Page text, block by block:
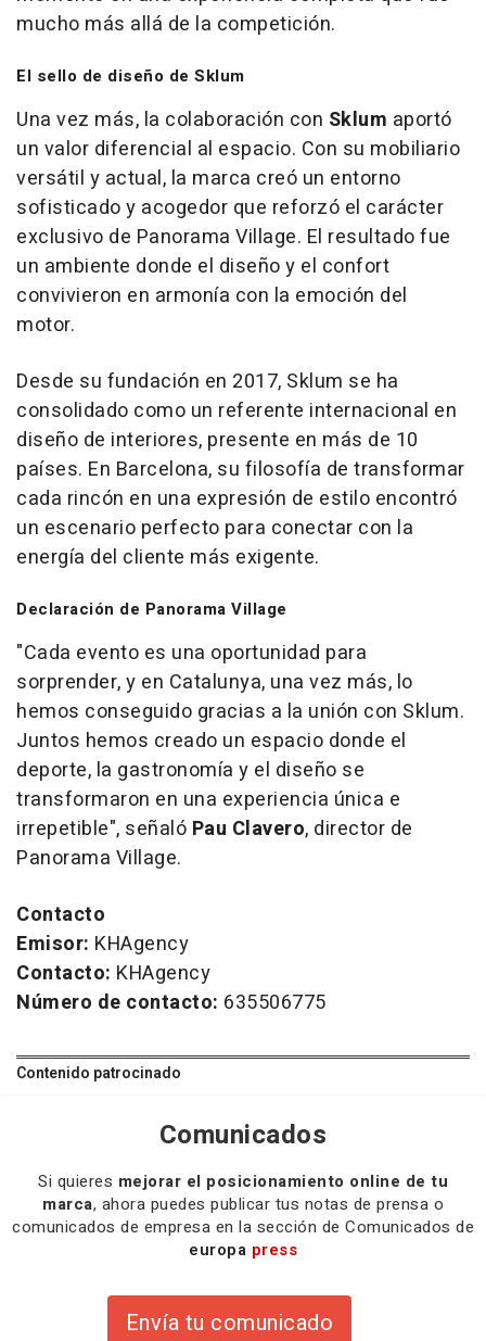
mucho más allá de la competición.
El sello de diseño de Sklum
Una vez más, la colaboración con Sklum aportó
un valor diferencial al espacio. Con su mobiliario
versátil y actual, la marca creó un entorno
sofisticado y acogedor que reforzó el carácter
exclusivo de Panorama Village. El resultado fue
un ambiente donde el diseño y el confort
convivieron en armonía con la emoción del
motor.
Desde su fundación en 2017, Sklum se ha
consolidado como un referente internacional en
diseño de interiores, presente en más de 10
países. En Barcelona, su filosofía de transformar
cada rincón en una expresión de estilo encontró
un escenario perfecto para conectar con la
energía del cliente más exigente.
Declaración de Panorama Village
"Cada evento es una oportunidad para
sorprender, y en Catalunya, una vez más, lo
hemos conseguido gracias a la unión con Sklum.
Juntos hemos creado un espacio donde el
deporte, la gastronomía y el diseño se
transformaron en una experiencia única e
irrepetible", señaló Pau Clavero, director de
Panorama Village.
Contacto
Emisor: KHAgency
Contacto: KHAgency
Número de contacto: 635506775
Contenido patrocinado
Comunicados
Si quieres mejorar el posicionamiento online de tu
marca, ahora puedes publicar tus notas de prensa o
comunicados de empresa en la sección de Comunicados de
europa press
Envía tu comunicado